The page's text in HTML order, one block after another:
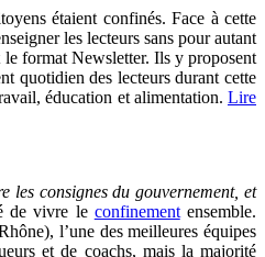
étaient confinés. Face à cette
les lecteurs sans pour autant
le format Newsletter. Ils y proposent
quotidien des lecteurs durant cette
éducation et alimentation.Lire
les consignes du gouvernement, et
de vivre le confinementensemble.
l’une des meilleures équipes
et de coachs, mais la majorité